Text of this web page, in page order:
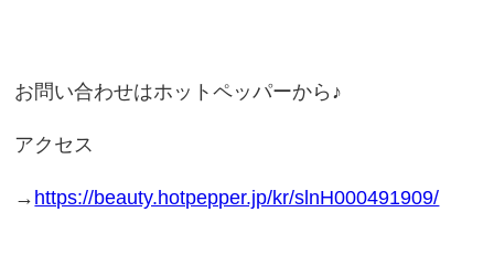
お問い合わせはホットペッパーから♪
アクセス
→ https://beauty.hotpepper.jp/kr/slnH000491909/